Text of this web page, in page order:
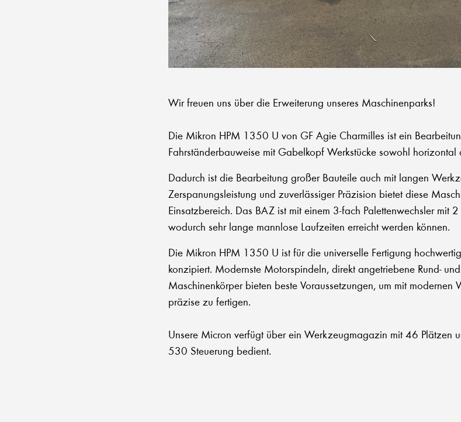
Wir freuen uns über die Erweiterung unseres Maschinenparks!
Die Mikron HPM 1350 U von GF Agie Charmilles ist ein
Fahrständerbauweise mit Gabelkopf Werkstücke sowohl
Dadurch ist die Bearbeitung großer Bauteile auch mit langen
Zerspanungsleistung und zuverlässiger Präzision bietet diese
Einsatzbereich. Das BAZ ist mit einem 3-fach Palettenwechsler mit
wodurch sehr lange mannlose Laufzeiten erreicht werden können.
Die Mikron HPM 1350 U ist für die universelle Fertigung
konzipiert. Modernste Motorspindeln, direkt angetriebene Rund-
Maschinenkörper bieten beste Voraussetzungen, um mit modernen
präzise zu fertigen.
Unsere Micron verfügt über ein Werkzeugmagazin mit 46 Plätzen
530 Steuerung bedient.